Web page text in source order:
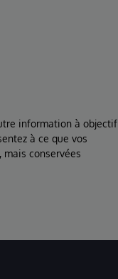
information à objectif
à ce que vos
conservées